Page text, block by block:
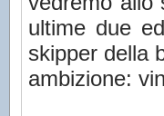
ultime due
skipper della
ambizione: